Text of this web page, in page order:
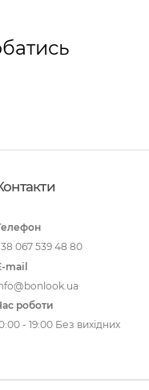
067 539 48 80
mail
роботи
- 19:00 Без вихідних